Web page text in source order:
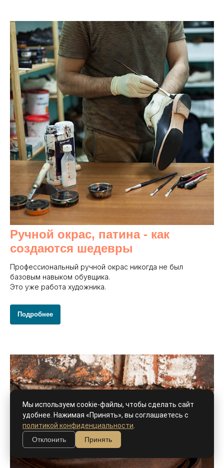
Мы используем cookie-файлы, чтобы сделать сайт
удобнее. Нажимая «Принять», вы соглашаетесь с
политикой конфиденциальности
Отклонить
Принять
Ручной окрас, патина - как
создаются шедевры
Профессиональный ручной окрас никогда не был
базовым навыком обувщика.
Это уже работа художника.
Подробнее